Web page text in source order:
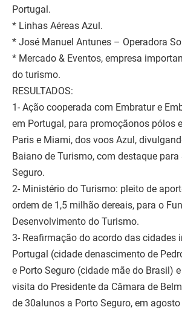
Portugal.
* Linhas Aéreas Azul.
* José Manuel Antunes – Operadora
* Mercado & Eventos, empresa
do turismo.
RESULTADOS:
1- Ação cooperada com Embratur e
em Portugal, para promoçãonos pólos
Paris e Miami, dos voos Azul,
Baiano de Turismo, com destaque
Seguro.
2- Ministério do Turismo: pleito de
ordem de 1,5 milhão dereais, para o
Desenvolvimento do Turismo.
3- Reafirmação do acordo das cidades
Portugal (cidade denascimento de
e Porto Seguro (cidade mãe do Brasil)
visita do Presidente da Câmara de
de 30alunos a Porto Seguro, em